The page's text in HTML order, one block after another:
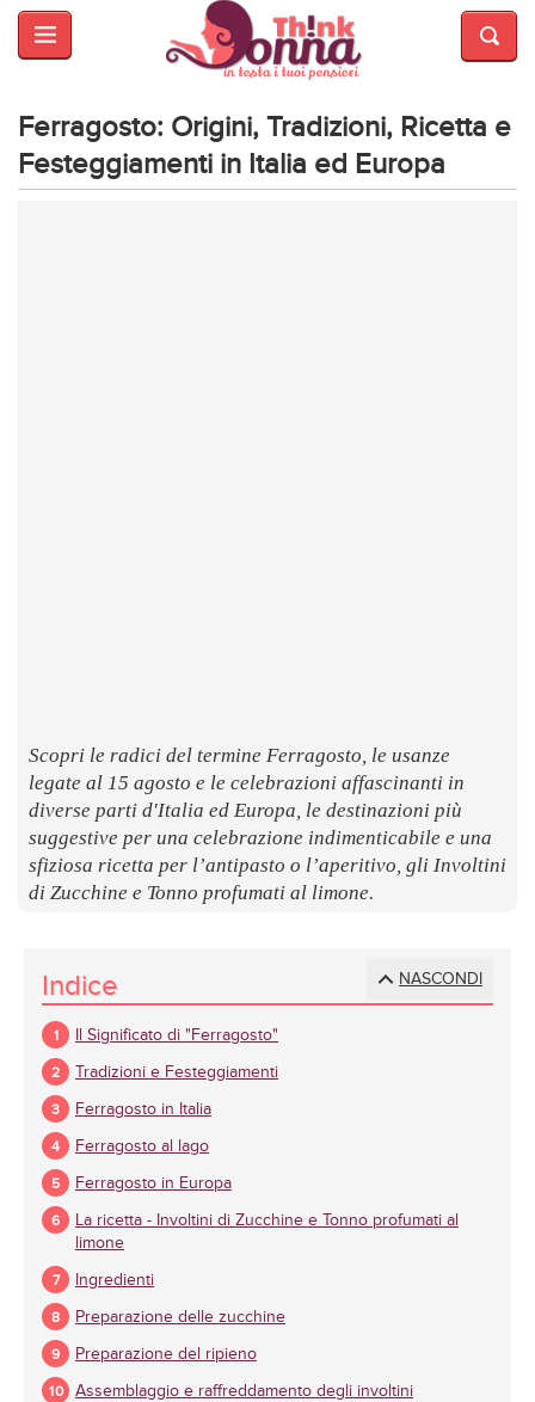
HOME
E
BELLEZZA
MODA
Ferragosto: Origini, Tradizioni, Ricetta e
Festeggiamenti in Italia ed Europa
Scopri le radici del termine Ferragosto, le usanze
legate al 15 agosto e le celebrazioni affascinanti in
diverse parti d'Italia ed Europa, le destinazioni più
suggestive per una celebrazione indimenticabile e una
sfiziosa ricetta per l’antipasto o l’aperitivo, gli Involtini
di Zucchine e Tonno profumati al limone.
NASCONDI
Indice
Il Significato di "Ferragosto"
Tradizioni e Festeggiamenti
Ferragosto in Italia
Ferragosto al lago
Ferragosto in Europa
La ricetta - Involtini di Zucchine e Tonno profumati al
limone
Ingredienti
Preparazione delle zucchine
Preparazione del ripieno
Assemblaggio e raffreddamento degli involtini